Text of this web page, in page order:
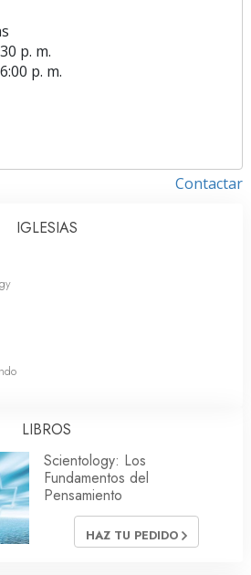
p. m.
p. m.
Contactar
IGLESIAS
LIBROS
Scientology: Los
Fundamentos del
Pensamiento
HAZ TU PEDIDO